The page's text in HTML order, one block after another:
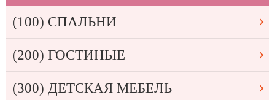
(100) СПАЛЬНИ
(200) ГОСТИНЫЕ
(300) ДЕТСКАЯ МЕБЕЛЬ